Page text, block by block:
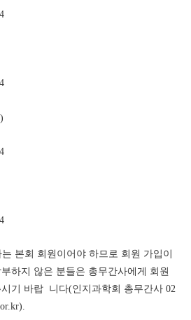
본회 회원이어야 하므로 회원 가입이
하지 않은 분들은 총무간사에게 회원
학회 총무간사 02